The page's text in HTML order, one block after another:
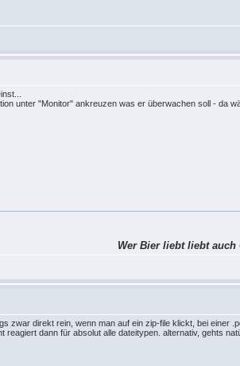
unter "Monitor" ankreuzen was er überwachen soll - da
Wer Bier liebt liebt auch
zwar direkt rein, wenn man auf ein zip-file klickt, bei einer
dann für absolut alle dateitypen. alternativ, gehts